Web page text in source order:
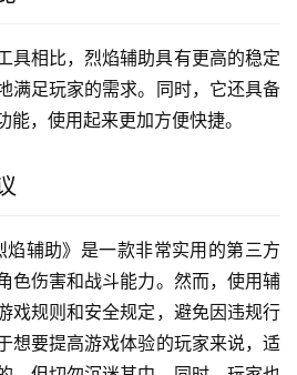
具相比，烈焰辅助具有更高的稳定
满足玩家的需求。同时，它还具备
能，使用起来更加方便快捷。
辅助》是一款非常实用的第三方
色伤害和战斗能力。然而，使用辅
戏规则和安全规定，避免因违规行
想要提高游戏体验的玩家来说，适